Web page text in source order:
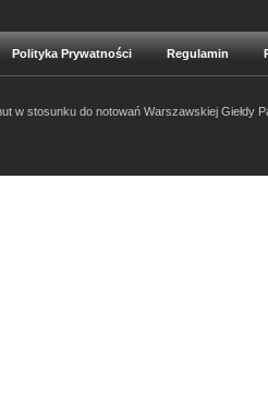
Polityka Prywatności Regulamin
w stosunku do notowań Warszawskiej Giełdy